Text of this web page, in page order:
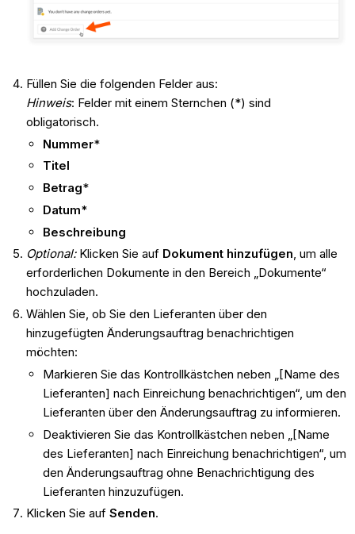
Füllen Sie die folgenden Felder aus:
Hinweis: Felder mit einem Sternchen (*) sind
obligatorisch.
Nummer*
Titel
Betrag*
Datum*
Beschreibung
Optional: Klicken Sie auf Dokument hinzufügen, um alle
erforderlichen Dokumente in den Bereich „Dokumente“
hochzuladen.
Wählen Sie, ob Sie den Lieferanten über den
hinzugefügten Änderungsauftrag benachrichtigen
möchten:
Markieren Sie das Kontrollkästchen neben „[Name des
Lieferanten] nach Einreichung benachrichtigen“, um den
Lieferanten über den Änderungsauftrag zu informieren.
Deaktivieren Sie das Kontrollkästchen neben „[Name
des Lieferanten] nach Einreichung benachrichtigen“, um
den Änderungsauftrag ohne Benachrichtigung des
Lieferanten hinzuzufügen.
Klicken Sie auf Senden.